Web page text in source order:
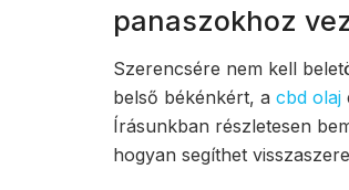
panaszokhoz
Szerencsére nem kell
belső békénkért, a cbd olaj
Írásunkban részletesen
hogyan segíthet